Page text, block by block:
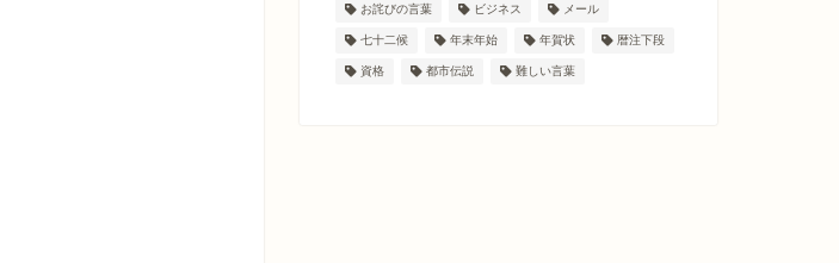
お詫びの言葉 ビジネス メール
七十二候 年末年始 年賀状 暦注下段
資格 都市伝説 難しい言葉